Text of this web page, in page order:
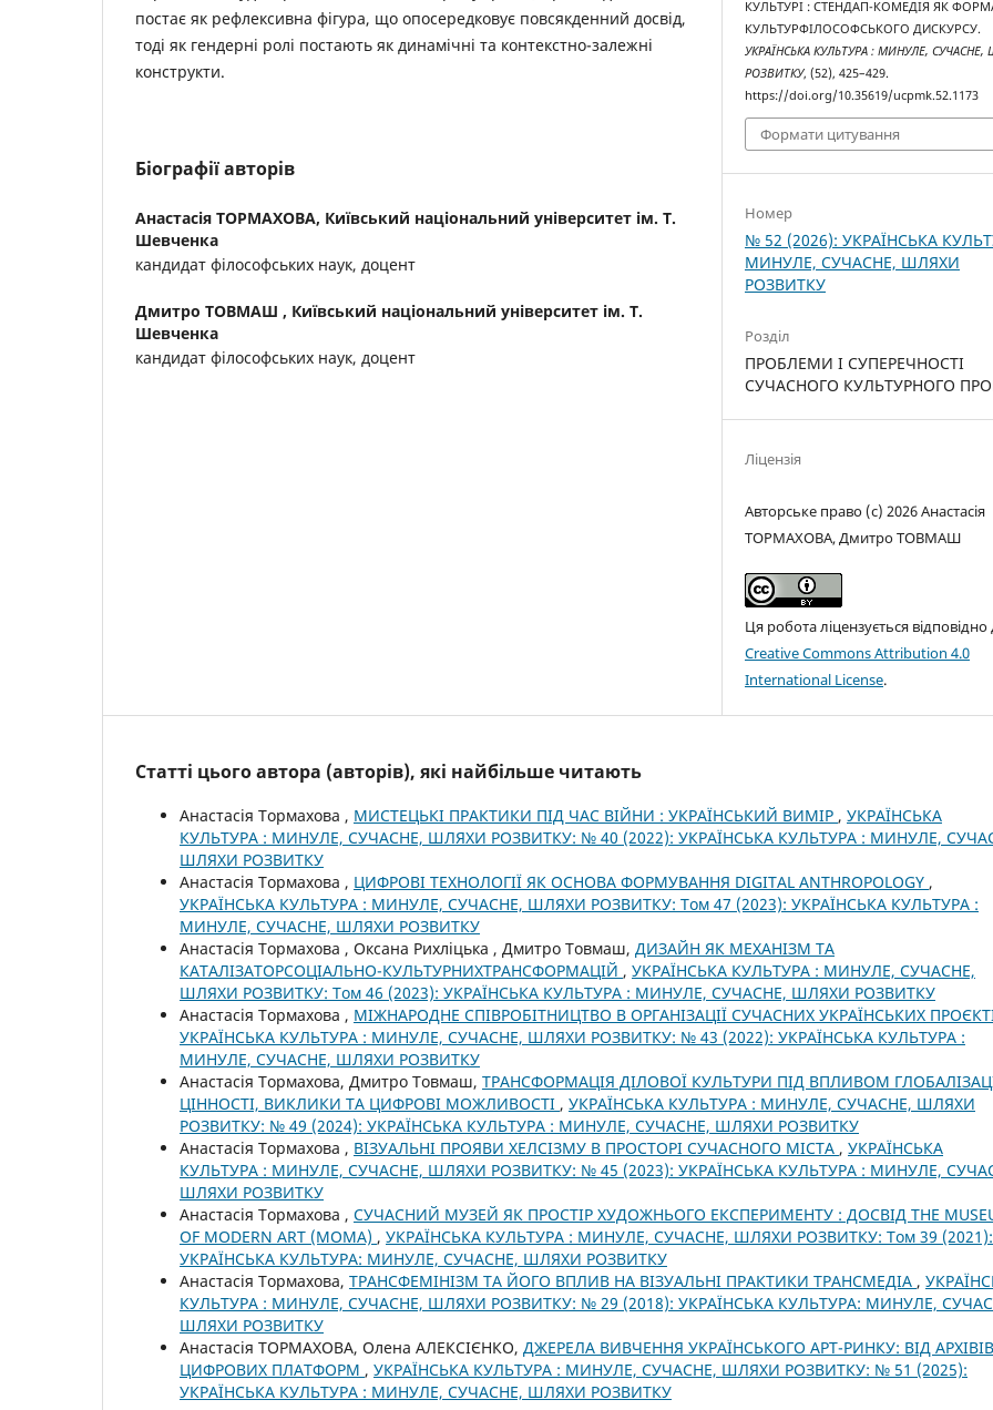
постає як рефлексивна фігура, що опосередковує повсякденний досвід,
тоді як гендерні ролі постають як динамічні та контекстно-залежні
конструкти.
Біографії авторів
Анастасія ТОРМАХОВА, Київський національний університет ім. Т.
Шевченка
кандидат філософських наук, доцент
Дмитро ТОВМАШ , Київський національний університет ім. Т.
Шевченка
кандидат філософських наук, доцент
КУЛЬТУРІ : СТЕНДАП-КОМЕДІЯ ЯК
КУЛЬТУРФІЛОСОФСЬКОГО ДИСКУРСУ.
УКРАЇНСЬКА КУЛЬТУРА : МИНУЛЕ,
РОЗВИТКУ, (52), 425–429.
https://doi.org/10.35619/ucpmk.52.1173
Формати цитування
Номер
№ 52 (2026): УКРАЇНСЬКА
МИНУЛЕ, СУЧАСНЕ, ШЛЯХИ
РОЗВИТКУ
Розділ
ПРОБЛЕМИ І СУПЕРЕЧНОСТІ
СУЧАСНОГО КУЛЬТУРНОГО
Ліцензія
Авторське право (c) 2026 Анастасія
ТОРМАХОВА, Дмитро ТОВМАШ
Ця робота ліцензується відповідно
Creative Commons Attribution 4.0
International License.
Статті цього автора (авторів), які найбільше читають
Анастасія Тормахова , МИСТЕЦЬКІ ПРАКТИКИ ПІД ЧАС ВІЙНИ : УКРАЇНСЬКИЙ ВИМІР , УКРАЇНСЬКА
КУЛЬТУРА : МИНУЛЕ, СУЧАСНЕ, ШЛЯХИ РОЗВИТКУ: № 40 (2022): УКРАЇНСЬКА КУЛЬТУРА : МИНУЛЕ,
ШЛЯХИ РОЗВИТКУ
Анастасія Тормахова , ЦИФРОВІ ТЕХНОЛОГІЇ ЯК ОСНОВА ФОРМУВАННЯ DIGITAL ANTHROPOLOGY ,
УКРАЇНСЬКА КУЛЬТУРА : МИНУЛЕ, СУЧАСНЕ, ШЛЯХИ РОЗВИТКУ: Том 47 (2023): УКРАЇНСЬКА КУЛЬТУРА :
МИНУЛЕ, СУЧАСНЕ, ШЛЯХИ РОЗВИТКУ
Анастасія Тормахова , Оксана Рихліцька , Дмитро Товмаш, ДИЗАЙН ЯК МЕХАНІЗМ ТА
КАТАЛІЗАТОРСОЦІАЛЬНО-КУЛЬТУРНИХТРАНСФОРМАЦІЙ , УКРАЇНСЬКА КУЛЬТУРА : МИНУЛЕ, СУЧАСНЕ,
ШЛЯХИ РОЗВИТКУ: Том 46 (2023): УКРАЇНСЬКА КУЛЬТУРА : МИНУЛЕ, СУЧАСНЕ, ШЛЯХИ РОЗВИТКУ
Анастасія Тормахова , МІЖНАРОДНЕ СПІВРОБІТНИЦТВО В ОРГАНІЗАЦІЇ СУЧАСНИХ УКРАЇНСЬКИХ
УКРАЇНСЬКА КУЛЬТУРА : МИНУЛЕ, СУЧАСНЕ, ШЛЯХИ РОЗВИТКУ: № 43 (2022): УКРАЇНСЬКА КУЛЬТУРА :
МИНУЛЕ, СУЧАСНЕ, ШЛЯХИ РОЗВИТКУ
Анастасія Тормахова, Дмитро Товмаш, ТРАНСФОРМАЦІЯ ДІЛОВОЇ КУЛЬТУРИ ПІД ВПЛИВОМ
ЦІННОСТІ, ВИКЛИКИ ТА ЦИФРОВІ МОЖЛИВОСТІ , УКРАЇНСЬКА КУЛЬТУРА : МИНУЛЕ, СУЧАСНЕ, ШЛЯХИ
РОЗВИТКУ: № 49 (2024): УКРАЇНСЬКА КУЛЬТУРА : МИНУЛЕ, СУЧАСНЕ, ШЛЯХИ РОЗВИТКУ
Анастасія Тормахова , ВІЗУАЛЬНІ ПРОЯВИ ХЕЛСІЗМУ В ПРОСТОРІ СУЧАСНОГО МІСТА , УКРАЇНСЬКА
КУЛЬТУРА : МИНУЛЕ, СУЧАСНЕ, ШЛЯХИ РОЗВИТКУ: № 45 (2023): УКРАЇНСЬКА КУЛЬТУРА : МИНУЛЕ,
ШЛЯХИ РОЗВИТКУ
Анастасія Тормахова , СУЧАСНИЙ МУЗЕЙ ЯК ПРОСТІР ХУДОЖНЬОГО ЕКСПЕРИМЕНТУ : ДОСВІД THE
OF MODERN ART (МОМА) , УКРАЇНСЬКА КУЛЬТУРА : МИНУЛЕ, СУЧАСНЕ, ШЛЯХИ РОЗВИТКУ: Том 39 (2021):
УКРАЇНСЬКА КУЛЬТУРА: МИНУЛЕ, СУЧАСНЕ, ШЛЯХИ РОЗВИТКУ
Анастасія Тормахова, ТРАНСФЕМІНІЗМ ТА ЙОГО ВПЛИВ НА ВІЗУАЛЬНІ ПРАКТИКИ ТРАНСМЕДІА ,
КУЛЬТУРА : МИНУЛЕ, СУЧАСНЕ, ШЛЯХИ РОЗВИТКУ: № 29 (2018): УКРАЇНСЬКА КУЛЬТУРА: МИНУЛЕ,
ШЛЯХИ РОЗВИТКУ
Анастасія ТОРМАХОВА, Олена АЛЕКСІЄНКО, ДЖЕРЕЛА ВИВЧЕННЯ УКРАЇНСЬКОГО АРТ-РИНКУ: ВІД
ЦИФРОВИХ ПЛАТФОРМ , УКРАЇНСЬКА КУЛЬТУРА : МИНУЛЕ, СУЧАСНЕ, ШЛЯХИ РОЗВИТКУ: № 51 (2025):
УКРАЇНСЬКА КУЛЬТУРА : МИНУЛЕ, СУЧАСНЕ, ШЛЯХИ РОЗВИТКУ